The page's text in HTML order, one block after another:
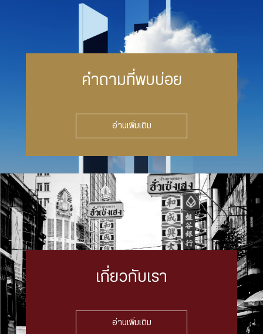
คำถามที่พบบ่อย
อ่านเพิ่มเติม
เกี่ยวกับเรา
อ่านเพิ่มเติม